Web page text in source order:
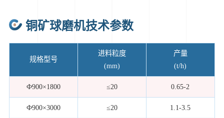
铜矿球磨机技术参数
规格型号
进料粒度
(mm)
产量
(t/h)
Ф900×1800 ≤20 0.65-2
Ф900×3000 ≤20 1.1-3.5